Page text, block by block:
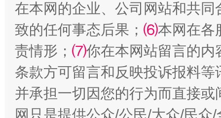
阿坝州三大球赛在茂县开幕 规模
在本网的企业、公司网站和共
致的任何事态后果； ⑹本网在各
责情形； ⑺你在本网站留言的内
条款方可留言和反映投诉报料
并承担一切因您的行为而直接
网只是提供公众/公民/大众/民